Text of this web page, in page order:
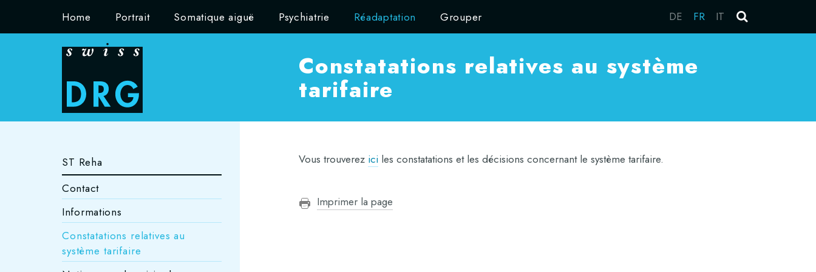
Home Portrait Somatique aiguë Psychiatrie Réadaptation Grouper DE FR IT
Constatations relatives au système
tarifaire
ST Reha
Contact
Informations
Constatations relatives au
système tarifaire
Vous trouverez ici les constatations et les décisions concernant le système tarifaire.
Imprimer la page